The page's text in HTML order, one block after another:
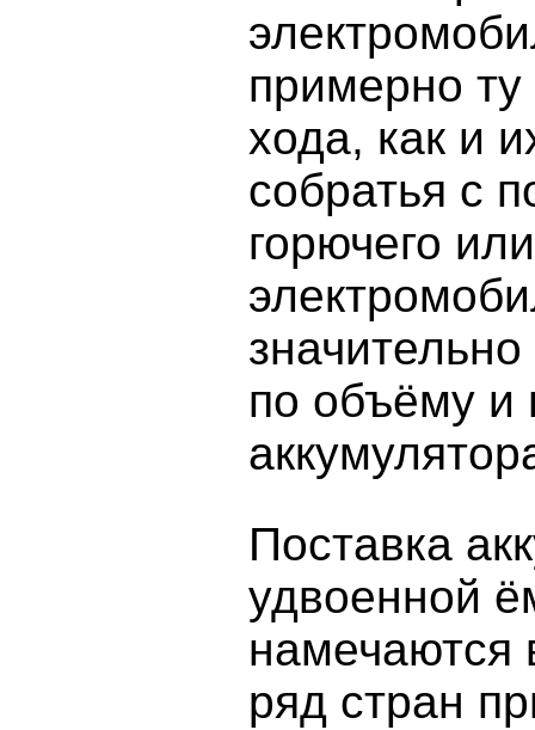
примерно
хода, как и
собратья с
горючего
по объёму и
Поставка
удвоенной
намечаются
ряд стран